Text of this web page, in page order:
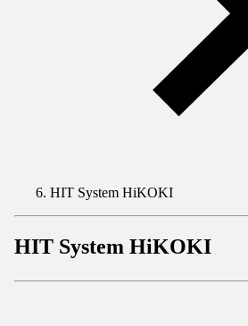
HIT System HiKOKI
HIT System HiKOKI